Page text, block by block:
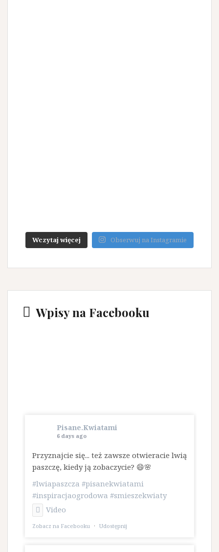
Wczytaj więcej Obserwuj na Instagramie
Wpisy na Facebooku
Pisane.Kwiatami
6 days ago
Przyznajcie się... też zawsze otwieracie lwią
paszczę, kiedy ją zobaczycie? 😄🌸
#lwiapaszcza #pisanekwiatami
#inspiracjaogrodowa #smieszekwiaty
Video
Zobacz na Facebooku · Udostępnij